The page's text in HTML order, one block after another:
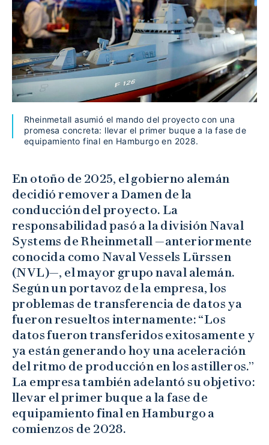
Rheinmetall asumió el mando del proyecto con una
promesa concreta: llevar el primer buque a la fase de
equipamiento final en Hamburgo en 2028.
En otoño de 2025, el gobierno alemán
decidió remover a Damen de la
conducción del proyecto. La
responsabilidad pasó a la división Naval
Systems de Rheinmetall —anteriormente
conocida como Naval Vessels Lürssen
(NVL)—, el mayor grupo naval alemán.
Según un portavoz de la empresa, los
problemas de transferencia de datos ya
fueron resueltos internamente: “Los
datos fueron transferidos exitosamente y
ya están generando hoy una aceleración
del ritmo de producción en los astilleros.”
La empresa también adelantó su objetivo:
llevar el primer buque a la fase de
equipamiento final en Hamburgo a
comienzos de 2028.